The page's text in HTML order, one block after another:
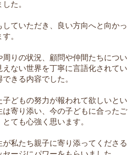
た。
ていただき、良い方向へと向かっ
。
りの状況、顧問や仲間たちについ
ない世界を丁寧に言語化されてい
きる内容でした。
どもの努力が報われて欲しいとい
は寄り添い、今の子どもに合ったご
ても心強く思います。
私たち親子に寄り添ってくださる